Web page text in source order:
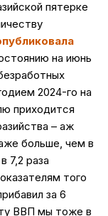
пятерке
на июнь
2024-го на
приходится
– аж
больше, чем в
7,2 раза
того
за 6
ВВП мы тоже в